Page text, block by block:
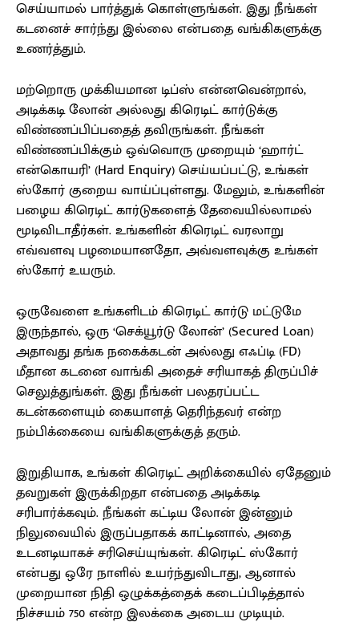
செய்யாமல் பார்த்துக் கொள்ளுங்கள். இது நீங்கள்
கடனைச் சார்ந்து இல்லை என்பதை வங்கிகளுக்கு
உணர்த்தும்.
மற்றொரு முக்கியமான டிப்ஸ் என்னவென்றால்,
அடிக்கடி லோன் அல்லது கிரெடிட் கார்டுக்கு
விண்ணப்பிப்பதைத் தவிருங்கள். நீங்கள்
விண்ணப்பிக்கும் ஒவ்வொரு முறையும் ‘ஹார்ட்
என்கொயரி’ (Hard Enquiry) செய்யப்பட்டு, உங்கள்
ஸ்கோர் குறைய வாய்ப்புள்ளது. மேலும், உங்களின்
பழைய கிரெடிட் கார்டுகளைத் தேவையில்லாமல்
மூடிவிடாதீர்கள். உங்களின் கிரெடிட் வரலாறு
எவ்வளவு பழமையானதோ, அவ்வளவுக்கு உங்கள்
ஸ்கோர் உயரும்.
ஒருவேளை உங்களிடம் கிரெடிட் கார்டு மட்டுமே
இருந்தால், ஒரு ‘செக்யூர்டு லோன்’ (Secured Loan)
அதாவது தங்க நகைக்கடன் அல்லது எஃப்டி (FD)
மீதான கடனை வாங்கி அதைச் சரியாகத் திருப்பிச்
செலுத்துங்கள். இது நீங்கள் பலதரப்பட்ட
கடன்களையும் கையாளத் தெரிந்தவர் என்ற
நம்பிக்கையை வங்கிகளுக்குத் தரும்.
இறுதியாக, உங்கள் கிரெடிட் அறிக்கையில் ஏதேனும்
தவறுகள் இருக்கிறதா என்பதை அடிக்கடி
சரிபார்க்கவும். நீங்கள் கட்டிய லோன் இன்னும்
நிலுவையில் இருப்பதாகக் காட்டினால், அதை
உடனடியாகச் சரிசெய்யுங்கள். கிரெடிட் ஸ்கோர்
என்பது ஒரே நாளில் உயர்ந்துவிடாது, ஆனால்
முறையான நிதி ஒழுக்கத்தைக் கடைப்பிடித்தால்
நிச்சயம் 750 என்ற இலக்கை அடைய முடியும்.